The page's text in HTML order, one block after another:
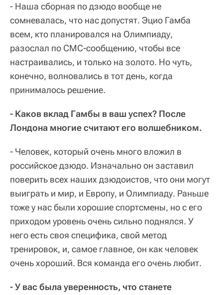
- Наша сборная по дзюдо вообще не
сомневалась, что нас допустят. Эцио Гамба
всем, кто планировался на Олимпиаду,
разослал по СМС-сообщению, чтобы все
настраивались, и только на золото. Но чуть,
конечно, волновались в тот день, когда
принималось решение.
- Каков вклад Гамбы в ваш успех? После
Лондона многие считают его волшебником.
- Человек, который очень много вложил в
российское дзюдо. Изначально он заставил
поверить всех наших дзюдоистов, что они могут
выиграть и мир, и Европу, и Олимпиаду. Раньше
тоже у нас были хорошие спортсмены, но с его
приходом уровень очень сильно поднялся. У
него есть своя специфика, свой метод
тренировок, и, самое главное, он как человек
очень хороший. Вся команда его очень любит.
- У вас была уверенность, что станете